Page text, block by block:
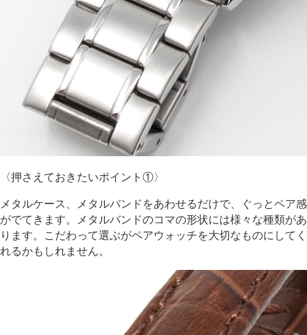
〈押さえておきたいポイント①〉
メタルケース、メタルバンドをあわせるだけで、ぐっとペア感
がでてきます。メタルバンドのコマの形状には様々な種類があ
ります。こだわって選ぶがペアウォッチを大切なものにしてく
れるかもしれません。